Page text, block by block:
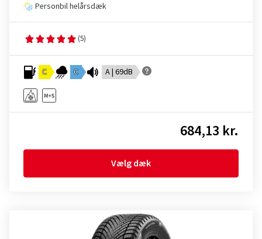
Personbil helårsdæk
(5)
C C A | 69dB
684,13 kr.
Vælg dæk